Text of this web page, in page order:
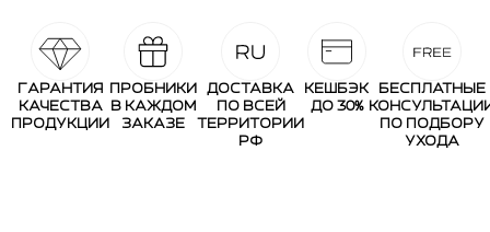
ГАРАНТИЯ
КАЧЕСТВА
ПРОДУКЦИИ
ПРОБНИКИ
В КАЖДОМ
ЗАКАЗЕ
ДОСТАВКА
ПО ВСЕЙ
ТЕРРИТОРИИ
РФ
КЕШБЭК
ДО 30%
БЕСПЛАТНЫЕ
ПО ПОДБОРУ
УХОДА